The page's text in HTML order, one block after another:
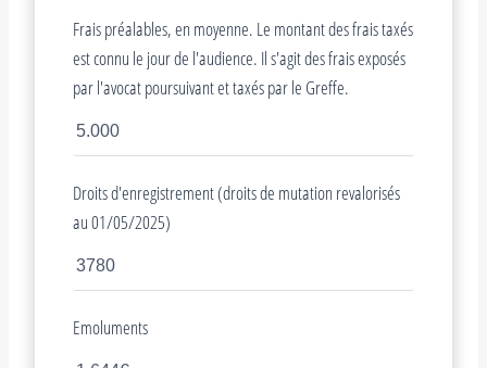
Frais préalables, en moyenne. Le montant des frais taxés
est connu le jour de l'audience. Il s'agit des frais exposés
par l'avocat poursuivant et taxés par le Greffe.
Droits d'enregistrement (droits de mutation revalorisés
au 01/05/2025)
Emoluments